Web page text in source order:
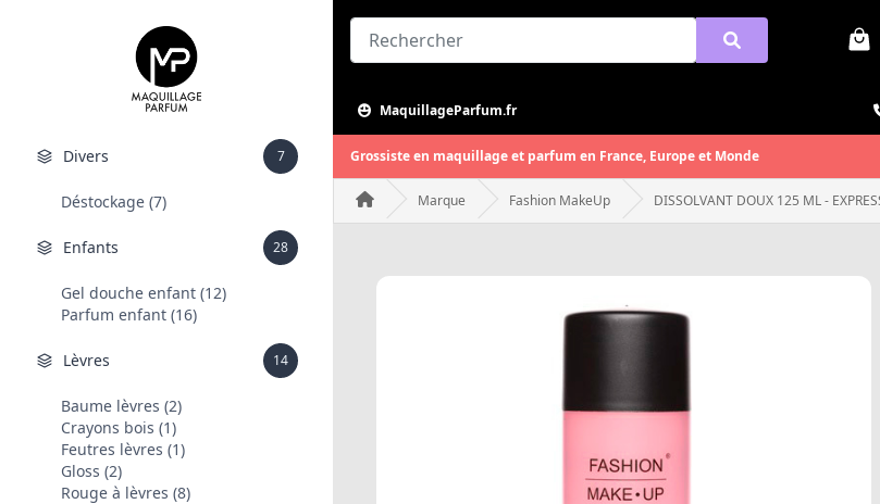
Divers 7
Déstockage (7)
Enfants 28
Gel douche enfant (12)
Parfum enfant (16)
Lèvres 14
Baume lèvres (2)
Crayons bois (1)
Feutres lèvres (1)
Gloss (2)
Rouge à lèvres (8)
MaquillageParfum.fr
Grossiste en maquillage et parfum en France, Europe et Monde
Marque Fashion MakeUp DISSOLVANT DOUX 125 ML -